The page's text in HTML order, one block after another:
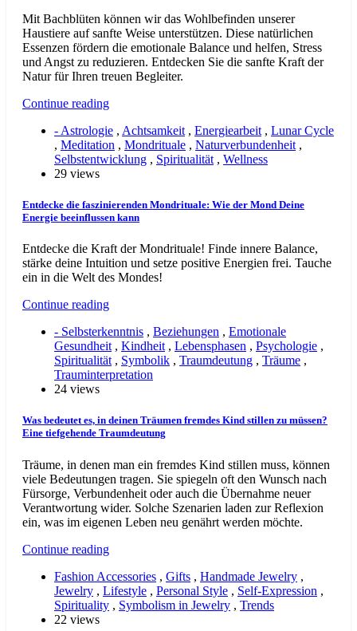
Mit Bachblüten können wir das Wohlbefinden unserer
Haustiere auf sanfte Weise unterstützen. Diese natürlichen
Essenzen fördern die emotionale Balance und helfen, Stress
und Angst zu reduzieren. Entdecken Sie die sanfte Kraft der
Natur für Ihren treuen Begleiter.
Continue reading
- Astrologie , Achtsamkeit , Energiearbeit , Lunar Cycle
, Meditation , Mondrituale , Naturverbundenheit ,
Selbstentwicklung , Spiritualität , Wellness
29 views
Entdecke die faszinierenden Mondrituale: Wie der Mond Deine
Energie beeinflussen kann
Entdecke die Kraft der Mondrituale! Finde innere Balance,
stärke deine Intuition und setze positive Energien frei. Tauche
ein in die Welt des Mondes!
Continue reading
- Selbsterkenntnis , Beziehungen , Emotionale
Gesundheit , Kindheit , Lebensphasen , Psychologie ,
Spiritualität , Symbolik , Traumdeutung , Träume ,
Trauminterpretation
24 views
Was bedeutet es, in deinen Träumen fremdes Kind stillen zu müssen?
Eine tiefgehende Traumdeutung
Träume, in denen man ein fremdes Kind stillen muss, können
viele Bedeutungen tragen. Sie spiegeln oft den Wunsch nach
Fürsorge, Verbundenheit oder auch die Übernahme neuer
Verantwortung wider. Solche Szenarien laden zur Reflexion
ein, was im eigenen Leben neu genährt werden möchte.
Continue reading
Fashion Accessories , Gifts , Handmade Jewelry ,
Jewelry , Lifestyle , Personal Style , Self-Expression ,
Spirituality , Symbolism in Jewelry , Trends
22 views